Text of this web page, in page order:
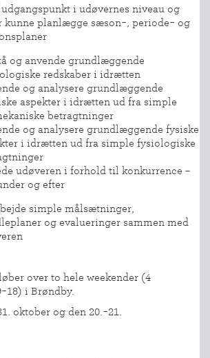
i udøvernes niveau og
kunne planlægge sæson-, periode- og
og anvende grundlæggende
redskaber i idrætten
og analysere grundlæggende
aspekter i idrætten ud fra simple
betragtninger
og analysere grundlæggende fysiske
i idrætten ud fra simple fysiologiske
udøveren i forhold til konkurrence –
og efter
simple målsætninger,
og evalueringer sammen med
over to hele weekender (4
18) i Brøndby.
oktober og den 20.-21.